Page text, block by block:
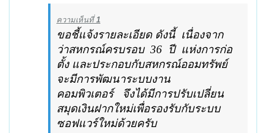
ความเห็นที่1
ขอชี้แจ้งรายละเอียด ดังนี้ เนื่องจาก
ว่าสหกรณ์ครบรอบ 36 ปี แห่งการก่อ
ตั้ง และประกอบกับสหกรณ์ออมทรัพย์
จะมีการพัฒนาระบบงาน
คอมพิวเตอร์
จึงได้มีการปรับเปลี่ยน
สมุดเงินฝากใหม่เพื่อรองรับกับระบบ
ซอฟแวร์ใหม่ด้วยครับ